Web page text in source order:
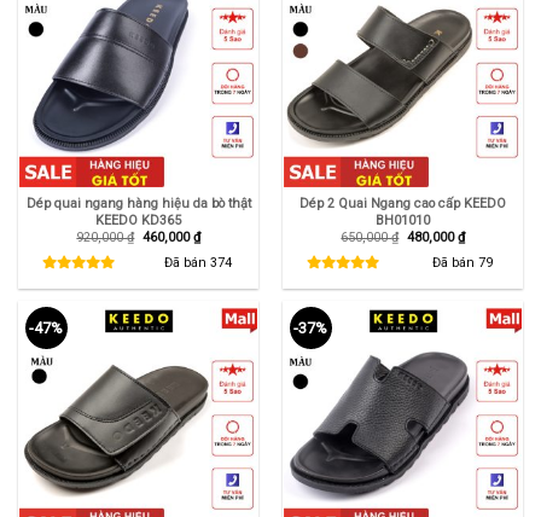
Dép quai ngang hàng hiệu da bò thật
KEEDO KD365
920,000₫ Giá
460,000₫Giá
hiện
tại
Đã bán 374
Dép 2 Quai Ngang cao cấp KEEDO
BH01010
650,000₫ Giá
480,000₫Giá
hiện
tại
Đã bán 79
-47% -37%